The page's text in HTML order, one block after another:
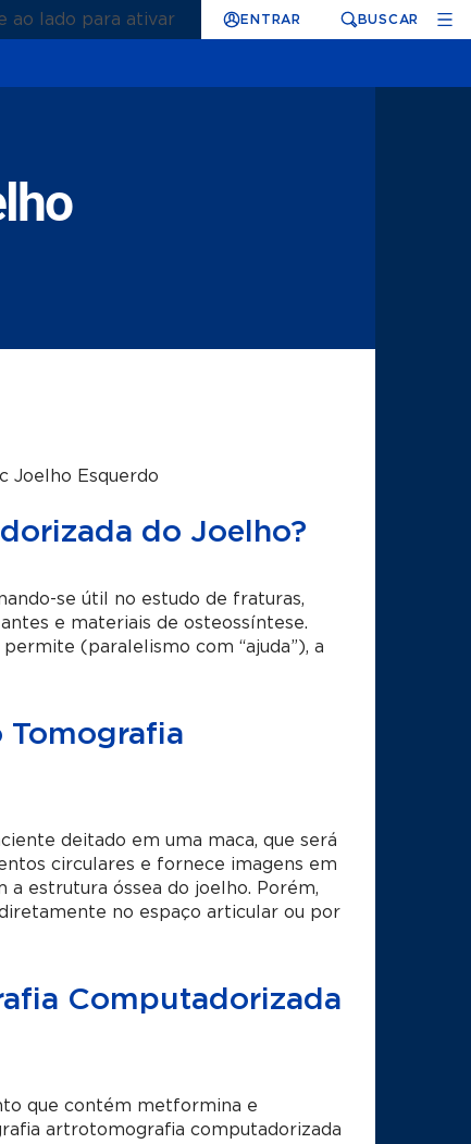
ao lado para ativar ENTRAR BUSCAR
Joelho Esquerdo
do Joelho?
se útil no estudo de fraturas,
e materiais de osteossíntese.
(paralelismo com “ajuda”), a
deitado em uma maca, que será
circulares e fornece imagens em
estrutura óssea do joelho. Porém,
no espaço articular ou por
Computadorizada
que contém metformina e
artrotomografia computadorizada